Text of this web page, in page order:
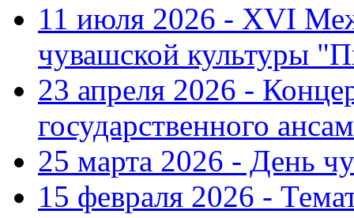
11 июля 2026 - XVI
чувашской культуры
23 апреля 2026 -
государственного
25 марта 2026 - День
15 февраля 2026 -